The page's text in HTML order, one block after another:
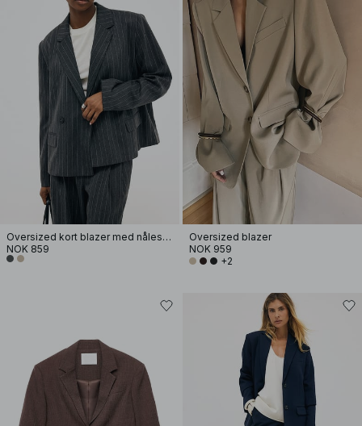
Oversized kort blazer med nålestriper
NOK 859
Oversized blazer
NOK 959
+2